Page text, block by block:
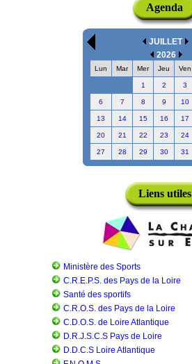
Agenda
JUILLET
2026
Lun Mar Mer Jeu Ven
1 2 3
6 7 8 9 10
13 14 15 16 17
20 21 22 23 24
27 28 29 30 31
Liens utiles
Ministère des Sports
C.R.E.P.S. des Pays de la Loire
Santé des sportifs
C.R.O.S. des Pays de la Loire
C.D.O.S. de Loire Atlantique
D.R.J.S.C.S Pays de Loire
D.D.C.S Loire Atlantique